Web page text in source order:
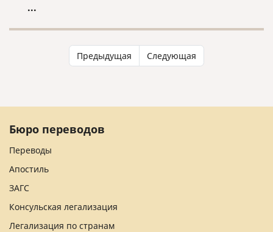
концерты, сотрудничая с многими учреждениями
...
Предыдущая Следующая
Бюро переводов
Переводы
Апостиль
ЗАГС
Консульская легализация
Легализация по странам